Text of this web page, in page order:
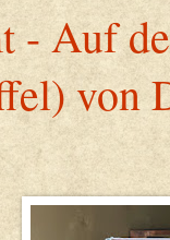
- Auf
von